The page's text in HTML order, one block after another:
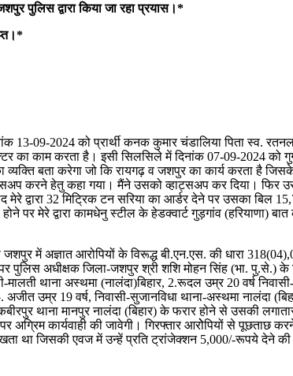
पुलिस द्वारा किया जा रहा प्रयास।*
13-09-2024 को प्रार्थी कनक कुमार चंडालिया पिता स्व.
का काम करता है। इसी सिलसिले में दिनांक 07-09-2024
व्यक्ति बता करेगा जो कि रायगढ़ व जशपुर का कार्य करता है
करने हेतु कहा गया। मैंने उसको व्हाट्सअप कर दिया। फिर
मेरे द्वारा 32 मिट्रिक टन सरिया का आर्डर देने पर उसका
पर मेरे द्वारा कामधेनु स्टील के हेडक्वार्ट गुड़गांव
जशपुर में अज्ञात आरोपियों के विरूद्ध बी.एन.एस. की धारा
पुलिस अधीक्षक जिला-जशपुर श्री शशि मोहन सिंह (भा. पु.से.) के
थाना अस्थमा (नालंदा)बिहार, 2.रूदल उम्र 20 वर्ष
अजीत उम्र 19 वर्ष, निवासी-सुजानविधा थाना-अस्थमा नालंदा
कबीरपुर थाना मानपुर नालंदा (बिहार) के फरार होने से उसकी
अग्रिम कार्यवाही की जावेगी। गिरफ्तार आरोेपियों से
था जिसकी एवज में उन्हें प्रति ट्रांजेक्शन 5,000/-रूपये देने